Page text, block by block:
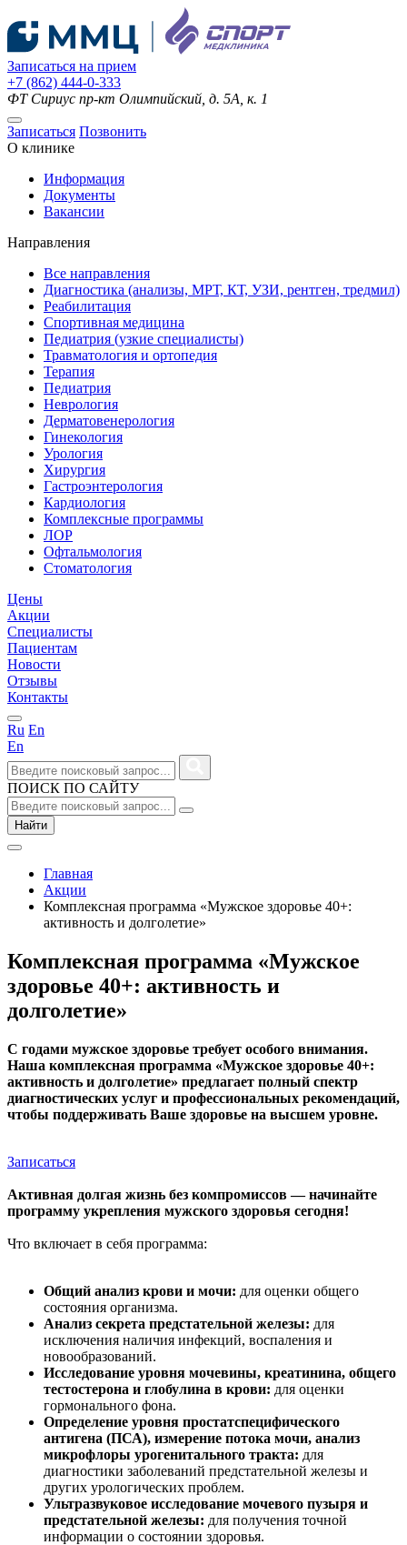
Записаться на прием
+7 (862) 444-0-333
ФТ Сириус пр-кт Олимпийский, д. 5А, к. 1
Записаться Позвонить
О клинике
Информация
Документы
Вакансии
Направления
Все направления
Диагностика (анализы, МРТ, КТ, УЗИ, рентген, тредмил)
Реабилитация
Спортивная медицина
Педиатрия (узкие специалисты)
Травматология и ортопедия
Терапия
Педиатрия
Неврология
Дерматовенерология
Гинекология
Урология
Хирургия
Гастроэнтерология
Кардиология
Комплексные программы
ЛОР
Офтальмология
Стоматология
Цены
Акции
Специалисты
Пациентам
Новости
Отзывы
Контакты
Ru En
En
ПОИСК ПО САЙТУ
Найти
Главная
Акции
Комплексная программа «Мужское здоровье 40+:
активность и долголетие»
Комплексная программа «Мужское
здоровье 40+: активность и
долголетие»
С годами мужское здоровье требует особого внимания.
Наша комплексная программа «Мужское здоровье 40+:
активность и долголетие» предлагает полный спектр
диагностических услуг и профессиональных рекомендаций,
чтобы поддерживать Ваше здоровье на высшем уровне.
Записаться
Активная долгая жизнь без компромиссов — начинайте
программу укрепления мужского здоровья сегодня!
Что включает в себя программа:
Общий анализ крови и мочи: для оценки общего
состояния организма.
Анализ секрета предстательной железы: для
исключения наличия инфекций, воспаления и
новообразований.
Исследование уровня мочевины, креатинина, общего
тестостерона и глобулина в крови: для оценки
гормонального фона.
Определение уровня простатспецифического
антигена (ПСА), измерение потока мочи, анализ
микрофлоры урогенитального тракта: для
диагностики заболеваний предстательной железы и
других урологических проблем.
Ультразвуковое исследование мочевого пузыря и
предстательной железы: для получения точной
информации о состоянии здоровья.